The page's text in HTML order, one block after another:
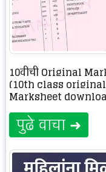
10वीची Original
(10th class
Marksheet
पुढे वाचा ➜